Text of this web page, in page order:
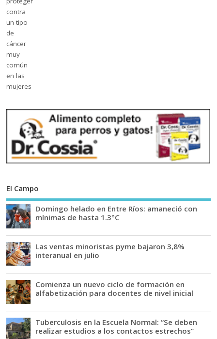
El Campo
Domingo helado en Entre Ríos: amaneció con
mínimas de hasta 1.3°C
Las ventas minoristas pyme bajaron 3,8%
interanual en julio
Comienza un nuevo ciclo de formación en
alfabetización para docentes de nivel inicial
Tuberculosis en la Escuela Normal: “Se deben
realizar estudios a los contactos estrechos”